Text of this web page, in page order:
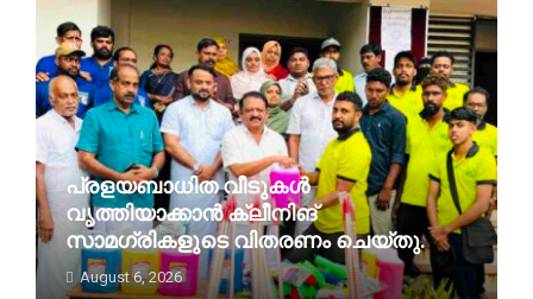
പ്രളയബാധിത വീടുകൾ
വൃത്തിയാക്കാൻ ക്ലീനിങ്
സാമഗ്രികളുടെ വിതരണം ചെയ്തു.
August 6, 2026